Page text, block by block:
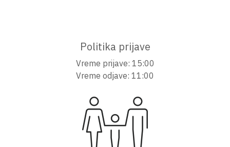
Politika prijave
Vreme prijave: 15:00
Vreme odjave: 11:00